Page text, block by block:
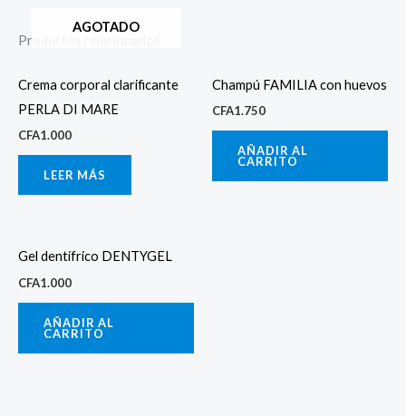
Productos relacionados
AGOTADO
Crema corporal clarificante
PERLA DI MARE
CFA1.000
LEER MÁS
Champú FAMILIA con huevos
CFA1.750
AÑADIR AL
CARRITO
Gel dentífrico DENTYGEL
CFA1.000
AÑADIR AL
CARRITO